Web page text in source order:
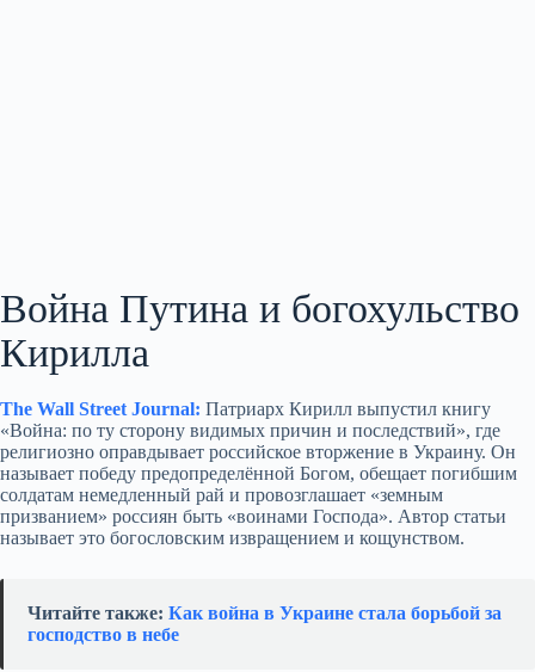
Война Путина и богохульство
Кирилла
The Wall Street Journal: Патриарх Кирилл выпустил книгу
«Война: по ту сторону видимых причин и последствий», где
религиозно оправдывает российское вторжение в Украину. Он
называет победу предопределённой Богом, обещает погибшим
солдатам немедленный рай и провозглашает «земным
призванием» россиян быть «воинами Господа». Автор статьи
называет это богословским извращением и кощунством.
Читайте также: Как война в Украине стала борьбой за
господство в небе